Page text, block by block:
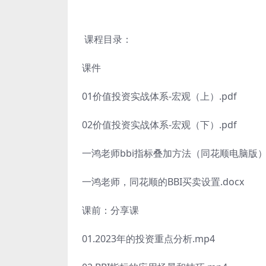
课程目录：
课件
01价值投资实战体系-宏观（上）.pdf
02价值投资实战体系-宏观（下）.pdf
一鸿老师bbi指标叠加方法（同花顺电脑版
一鸿老师，同花顺的BBI买卖设置.docx
课前：分享课
01.2023年的投资重点分析.mp4